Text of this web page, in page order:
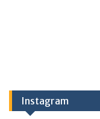
Instagram